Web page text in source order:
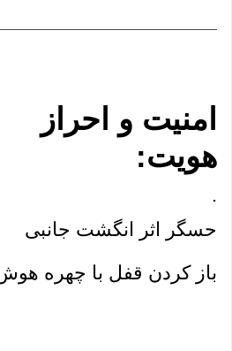
امنیت و احراز
هویت:
.
حسگر اثر انگشت جانبی
باز کردن قفل با چهره